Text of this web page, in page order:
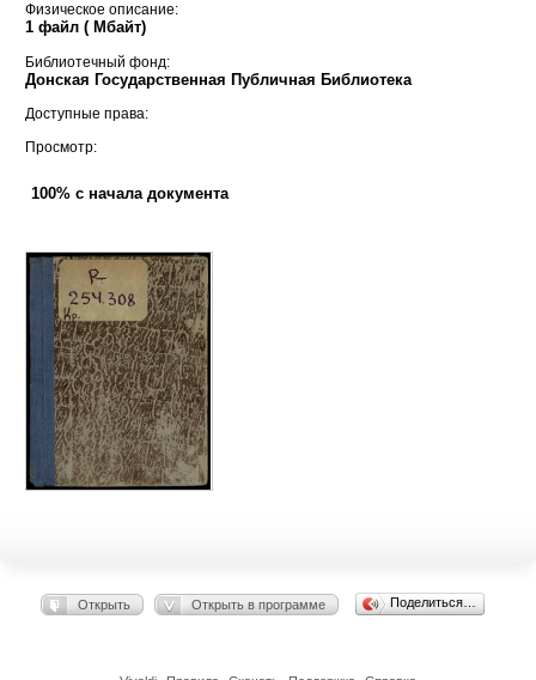
Физическое описание:
1 файл ( Мбайт)
Библиотечный фонд:
Донская Государственная Публичная Библиотека
Доступные права:
Просмотр:
100% с начала документа
Открыть Открыть в программе Поделиться…